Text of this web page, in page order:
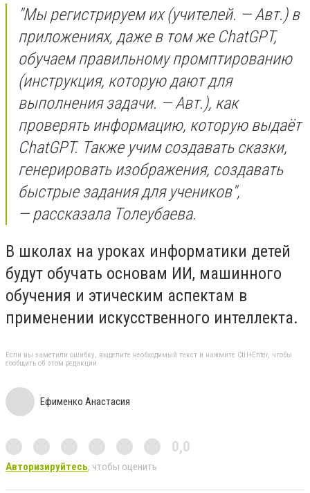
"Мы регистрируем их (учителей. — Авт.) в
приложениях, даже в том же ChatGPT,
обучаем правильному промптированию
(инструкция, которую дают для
выполнения задачи. — Авт.), как
проверять информацию, которую выдаёт
ChatGPT. Также учим создавать сказки,
генерировать изображения, создавать
быстрые задания для учеников",
— рассказала Толеубаева.
В школах на уроках информатики детей
будут обучать основам ИИ, машинного
обучения и этическим аспектам в
применении искусственного интеллекта.
Если вы заметили ошибку, выделите необходимый текст и нажмите Ctrl+Enter, чтобы
сообщить об этом редакции
Ефименко Анастасия
0,0
Авторизируйтесь, чтобы оценить